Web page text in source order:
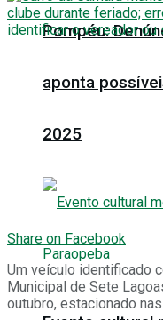
Pompéu:
aponta
2025
Share on Facebook
Um veículo identificado
Municipal de Sete
outubro, estacionado